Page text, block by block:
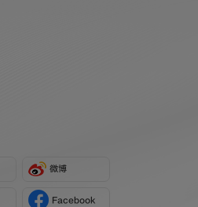
微博
Facebook